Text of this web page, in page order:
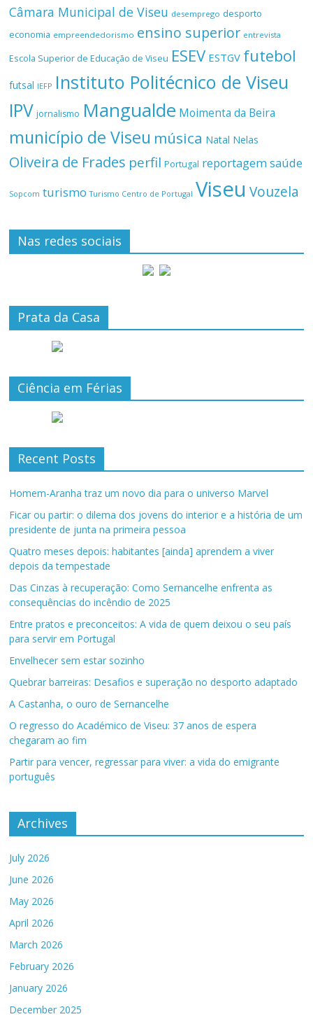
Câmara Municipal de Viseu desemprego desporto
economia empreendedorismo ensino superior entrevista
Escola Superior de Educação de Viseu ESEV ESTGV futebol
futsal IEFP Instituto Politécnico de Viseu
IPV jornalismo Mangualde Moimenta da Beira
município de Viseu música Natal Nelas
Oliveira de Frades perfil Portugal reportagemsaúde
Sopcom turismo Turismo Centro de Portugal Viseu Vouzela
Nas redes sociais
Prata da Casa
Ciência em Férias
Recent Posts
Homem-Aranha traz um novo dia para o universo Marvel
Ficar ou partir: o dilema dos jovens do interior e a história de um
presidente de junta na primeira pessoa
Quatro meses depois: habitantes [ainda] aprendem a viver
depois da tempestade
Das Cinzas à recuperação: Como Sernancelhe enfrenta as
consequências do incêndio de 2025
Entre pratos e preconceitos: A vida de quem deixou o seu país
para servir em Portugal
Envelhecer sem estar sozinho
Quebrar barreiras: Desafios e superação no desporto adaptado
A Castanha, o ouro de Sernancelhe
O regresso do Académico de Viseu: 37 anos de espera
chegaram ao fim
Partir para vencer, regressar para viver: a vida do emigrante
português
Archives
July 2026
June 2026
May 2026
April 2026
March 2026
February 2026
January 2026
December 2025